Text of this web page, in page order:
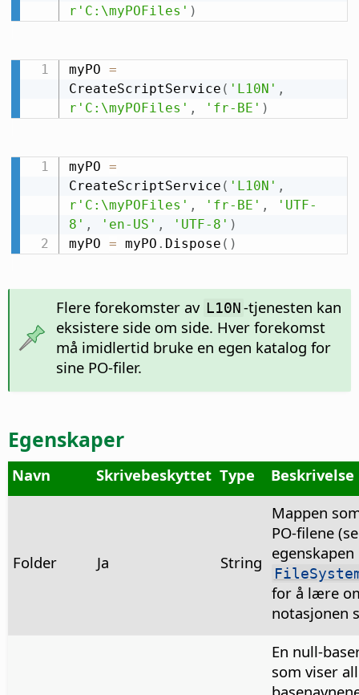
r'C:\myPOFiles' )
myPO =
CreateScriptService ( 'L10N' ,
r'C:\myPOFiles' , 'fr-BE' )
myPO =
CreateScriptService ( 'L10N' ,
r'C:\myPOFiles' , 'fr-BE' ,
'UTF-
8' , 'en-US' , 'UTF-8' )
myPO = myPO . Dispose ( )
Flere forekomster av L10N-tjenesten kan
eksistere side om side. Hver forekomst
må imidlertid bruke en egen katalog for
sine PO-filer.
Egenskaper
Navn Skrivebeskyttet Type Beskrivelse
Folder Ja String
Mappen
PO-filene (se
egenskapen
for å lære
notasjonen
En null-
som viser